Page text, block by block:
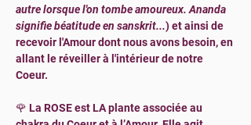
autre lorsque l'on tombe amoureux. Ananda
signifie béatitude en sanskrit...) et ainsi de
recevoir l'Amour dont nous avons besoin, en
allant le réveiller à l'intérieur de notre
Coeur.
🌹 La ROSE est LA plante associée au